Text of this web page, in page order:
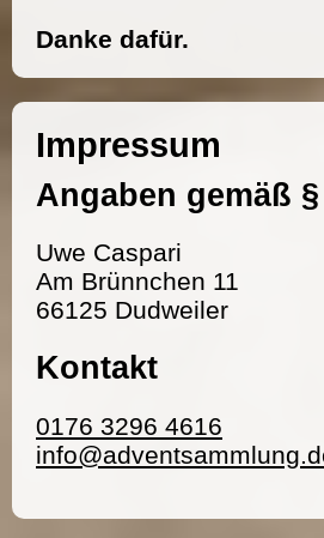
Danke dafür.
Impressum
Angaben gemäß §
Uwe Caspari
Am Brünnchen 11
66125 Dudweiler
Kontakt
0176 3296 4616